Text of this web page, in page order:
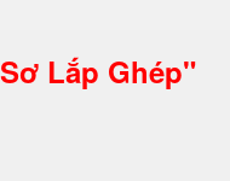
Lắp Ghép"